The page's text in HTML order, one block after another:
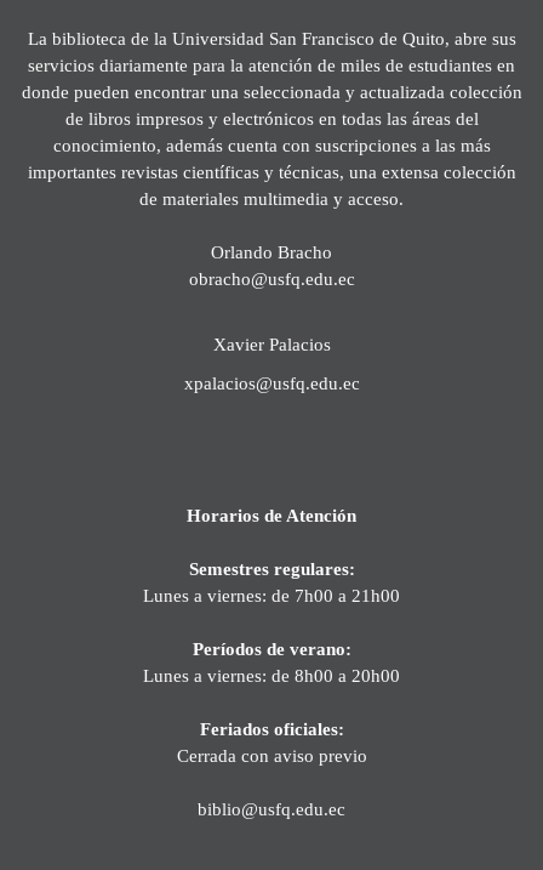
La biblioteca de la Universidad San Francisco de Quito, abre sus
servicios diariamente para la atención de miles de estudiantes en
donde pueden encontrar una seleccionada y actualizada colección
de libros impresos y electrónicos en todas las áreas del
conocimiento, además cuenta con suscripciones a las más
importantes revistas científicas y técnicas, una extensa colección
de materiales multimedia y acceso.
Orlando Bracho
obracho@usfq.edu.ec
Xavier Palacios
xpalacios@usfq.edu.ec
Horarios de Atención
Semestres regulares:
Lunes a viernes: de 7h00 a 21h00
Períodos de verano:
Lunes a viernes: de 8h00 a 20h00
Feriados oficiales:
Cerrada con aviso previo
biblio@usfq.edu.ec